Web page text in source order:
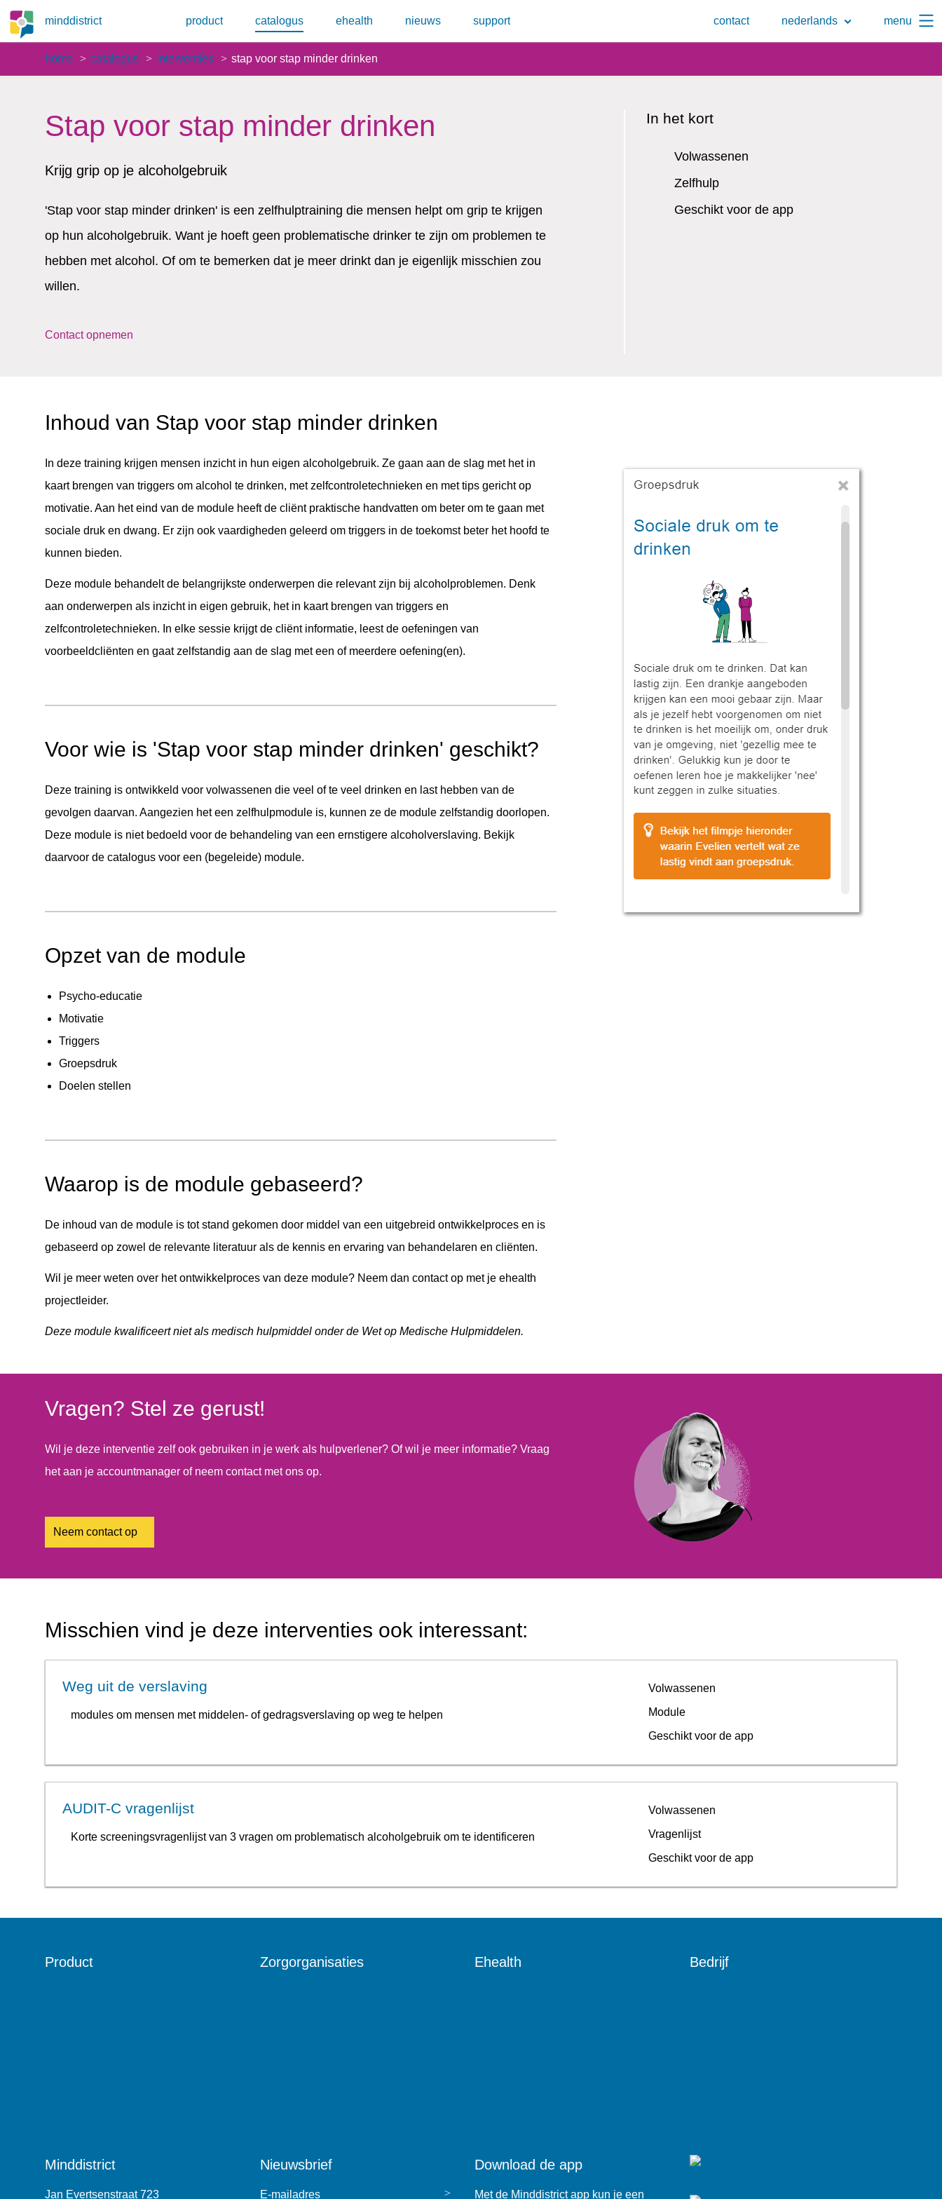
minddistrict product catalogus ehealth nieuws support
de
contact nederlands menu
home catalogus interventies stap voor stap minder drinken
Stap voor stap minder drinken
Krijg grip op je alcoholgebruik
'Stap voor stap minder drinken' is een zelfhulptraining die mensen helpt om grip te krijgen
op hun alcoholgebruik. Want je hoeft geen problematische drinker te zijn om problemen te
hebben met alcohol. Of om te bemerken dat je meer drinkt dan je eigenlijk misschien zou
willen.
Contact opnemen
In het kort
Volwassenen
Zelfhulp
Geschikt voor de app
Inhoud van Stap voor stap minder drinken
In deze training krijgen mensen inzicht in hun eigen alcoholgebruik. Ze gaan aan de slag met het in
kaart brengen van triggers om alcohol te drinken, met zelfcontroletechnieken en met tips gericht op
motivatie. Aan het eind van de module heeft de cliënt praktische handvatten om beter om te gaan met
sociale druk en dwang. Er zijn ook vaardigheden geleerd om triggers in de toekomst beter het hoofd te
kunnen bieden.
Deze module behandelt de belangrijkste onderwerpen die relevant zijn bij alcoholproblemen. Denk
aan onderwerpen als inzicht in eigen gebruik, het in kaart brengen van triggers en
zelfcontroletechnieken. In elke sessie krijgt de cliënt informatie, leest de oefeningen van
voorbeeldcliënten en gaat zelfstandig aan de slag met een of meerdere oefening(en).
Voor wie is 'Stap voor stap minder drinken' geschikt?
Deze training is ontwikkeld voor volwassenen die veel of te veel drinken en last hebben van de
gevolgen daarvan. Aangezien het een zelfhulpmodule is, kunnen ze de module zelfstandig doorlopen.
Deze module is niet bedoeld voor de behandeling van een ernstigere alcoholverslaving. Bekijk
daarvoor de catalogus voor een (begeleide) module.
Opzet van de module
Psycho-educatie
Motivatie
Triggers
Groepsdruk
Doelen stellen
Waarop is de module gebaseerd?
De inhoud van de module is tot stand gekomen door middel van een uitgebreid ontwikkelproces en is
gebaseerd op zowel de relevante literatuur als de kennis en ervaring van behandelaren en cliënten.
Wil je meer weten over het ontwikkelproces van deze module? Neem dan contact op met je ehealth
projectleider.
Deze module kwalificeert niet als medisch hulpmiddel onder de Wet op Medische Hulpmiddelen.
Vragen? Stel ze gerust!
Wil je deze interventie zelf ook gebruiken in je werk als hulpverlener? Of wil je meer informatie? Vraag
het aan je accountmanager of neem contact met ons op.
Neem contact op
Misschien vind je deze interventies ook interessant:
Weg uit de verslaving
modules om mensen met middelen- of gedragsverslaving op weg te helpen
Volwassenen
Module
Geschikt voor de app
AUDIT-C vragenlijst
Korte screeningsvragenlijst van 3 vragen om problematisch alcoholgebruik om te identificeren
Volwassenen
Vragenlijst
Geschikt voor de app
Product Zorgorganisaties Ehealth Bedrijf
Minddistrict
Jan Evertsenstraat 723
Nieuwsbrief
E-mailadres
Download de app
Met de Minddistrict app kun je een